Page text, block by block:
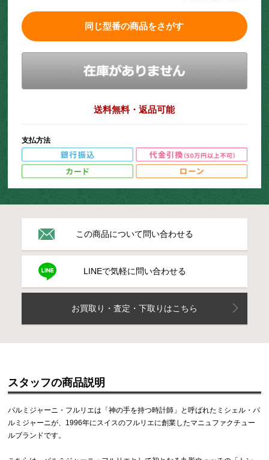
同じ型番の商品をさがす
送料無料・返品可能
支払方法
この商品について問い合わせる
LINEで気軽に問い合わせる
お買取り・査定・下取りはこちら
スタッフの商品説明
パルミジャーニ・フルリエは「神の手を持つ時計師」と呼ばれたミシェル・パ
ルミジャーニが、1996年にスイスのフルリエに創業したマニュファクチュー
ルブランドです。